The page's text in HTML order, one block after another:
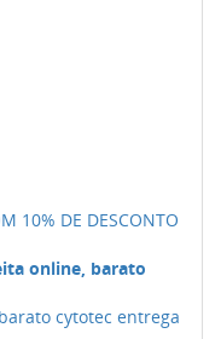
10% DE DESCONTO
online, barato
cytotec entrega